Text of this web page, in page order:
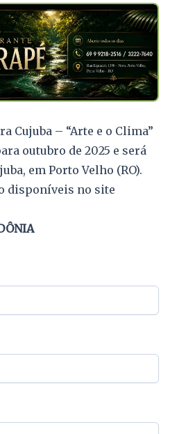
Cujuba – “Arte e o Clima”
outubro de 2025 e será
em Porto Velho (RO).
disponíveis no site